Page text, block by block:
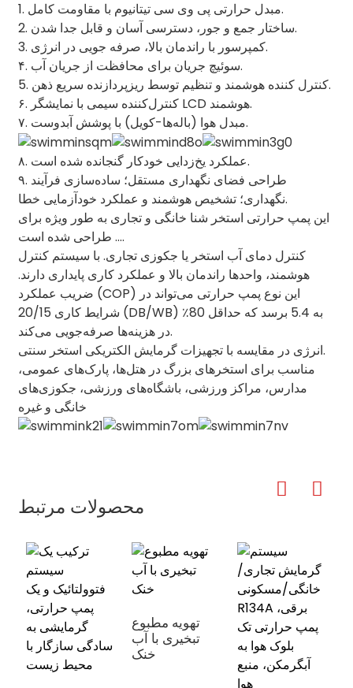
1. مبدل حرارتی پی وی سی تیتانیوم با مقاومت کامل.
2. ساختار جمع و جور، دسترسی آسان و قابل جدا شدن.
3. کمپرسور با راندمان بالا، صرفه جویی در انرژی.
۴. سوئیچ جریان برای محافظت از جریان آب.
5. کنترل کننده هوشمند و تنظیم توسط ریزپردازنده سریع ذهن.
۶. کنترل‌کننده سیمی با نمایشگر LCD هوشمند.
۷. مبدل هوا (باله‌ها-کویل) با پوشش آبدوست.
۸. عملکرد یخ‌زدایی خودکار گنجانده شده است.
۹. طراحی فضای نگهداری مستقل؛ ساده‌سازی فرآیند
نگهداری؛ تشخیص هوشمند و عملکرد خودآزمایی خطا.
این پمپ حرارتی استخر شنا خانگی و تجاری به طور ویژه برای
... طراحی شده است.
کنترل دمای آب استخر یا جکوزی تجاری. با سیستم کنترل
هوشمند، واحدها راندمان بالا و عملکرد کاری پایداری دارند.
ضریب عملکرد (COP) این نوع پمپ حرارتی می‌تواند در
شرایط کاری 20/15 (DB/WB) به 5.4 برسد که حداقل 80٪
در هزینه‌ها صرفه‌جویی می‌کند.
انرژی در مقایسه با تجهیزات گرمایش الکتریکی استخر سنتی.
مناسب برای استخرهای بزرگ در هتل‌ها، پارک‌های عمومی،
مدارس، مراکز ورزشی، باشگاه‌های ورزشی، جکوزی‌های
خانگی و غیره
محصولات مرتبط
تهویه مطبوع
تبخیری با آب
خنک